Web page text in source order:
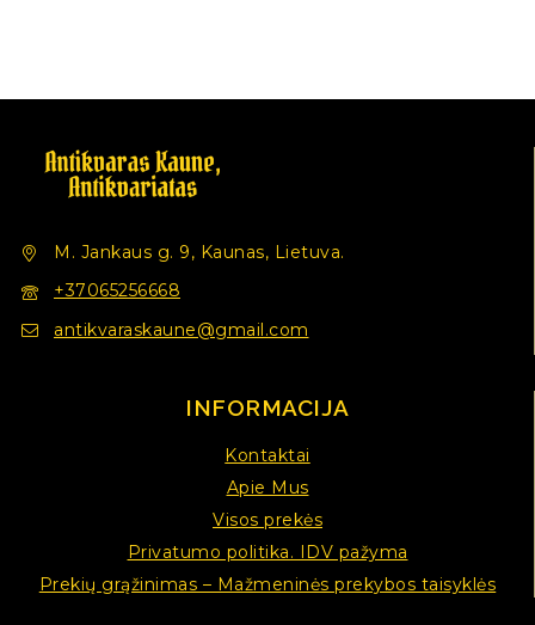
M. Jankaus g. 9, Kaunas, Lietuva.
+37065256668
antikvaraskaune@gmail.com
INFORMACIJA
Kontaktai
Apie Mus
Visos prekės
Privatumo politika. IDV pažyma
Prekių grąžinimas – Mažmeninės prekybos taisyklės